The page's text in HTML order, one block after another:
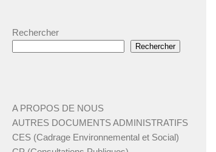
Rechercher
Rechercher
A PROPOS DE NOUS
AUTRES DOCUMENTS ADMINISTRATIFS
CES (Cadrage Environnemental et Social)